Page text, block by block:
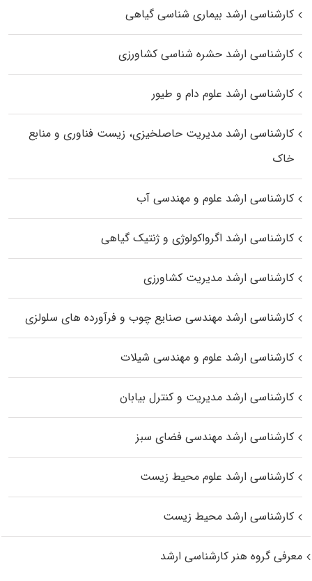
کارشناسی ارشد بیماری‌ شناسی گیاهی
کارشناسی ارشد حشره‌ شناسی کشاورزی
کارشناسی ارشد علوم دام و طیور
کارشناسی ارشد مدیریت حاصلخیزی، زیست فناوری و منابع
خاک
کارشناسی ارشد علوم و مهندسی آب
کارشناسی ارشد اگرواکولوژی و ژنتیک گیاهی
کارشناسی ارشد مدیریت کشاورزی
کارشناسی ارشد مهندسی صنایع چوب و فرآورده‌ های سلولزی
کارشناسی ارشد علوم و مهندسی شیلات
کارشناسی ارشد مدیریت و کنترل بیابان
کارشناسی ارشد مهندسی فضای سبز
کارشناسی ارشد علوم محیط‌ زیست
کارشناسی ارشد محیط زیست
معرفی گروه هنر کارشناسی ارشد